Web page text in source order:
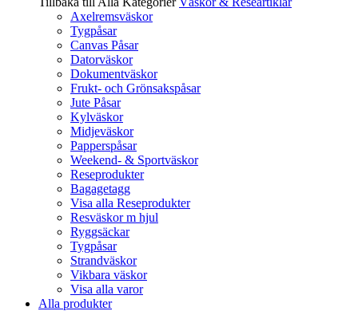
Axelremsväskor
Tygpåsar
Canvas Påsar
Datorväskor
Dokumentväskor
Frukt- och Grönsakspåsar
Jute Påsar
Kylväskor
Midjeväskor
Papperspåsar
Weekend- & Sportväskor
Reseprodukter
Bagagetagg
Visa alla Reseprodukter
Resväskor m hjul
Ryggsäckar
Tygpåsar
Strandväskor
Vikbara väskor
Visa alla varor
Alla produkter